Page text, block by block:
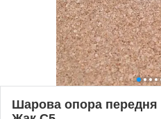
Шарова опора